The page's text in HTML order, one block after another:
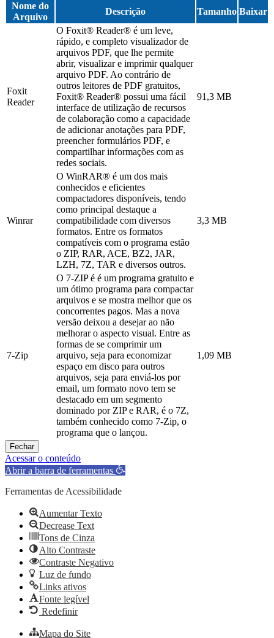
Nome do
Arquivo
Descrição Tamanho Baixar
Foxit
Reader
O Foxit® Reader® é um leve,
rápido, e completo visualizador de
arquivos PDF, que lhe permite
abrir, visualizar e imprimir qualquer
arquivo PDF. Ao contrário de
outros leitores de PDF gratuitos,
Foxit® Reader® possui uma fácil
interface de utilização de recursos
de colaboração como a capacidade
de adicionar anotações para PDF,
preencher formulários PDF, e
compartilhar informações com as
redes sociais.
91,3 MB
Winrar
O WinRAR® é um dos mais
conhecidos e eficientes
compactadores disponíveis, tendo
como principal destaque a
compatibilidade com diversos
formatos. Entre os formatos
compatíveis com o programa estão
o ZIP, RAR, ACE, BZ2, JAR,
LZH, 7Z, TAR e diversos outros.
3,3 MB
7-Zip
O 7-ZIP é é um programa gratuito e
um ótimo programa para compactar
arquivos e se mostra melhor que os
concorrentes pagos. Mas a nova
versão deixou a desejar ao não
melhorar o aspecto visual. Entre as
formas de se comprimir um
arquivo, seja para economizar
espaço em disco para outros
arquivos, seja para enviá-los por
email, um formato novo tem se
destacado em um segmento
dominado por ZIP e RAR, é o 7Z,
também conhecido como 7-Zip, o
programa que o lançou.
1,09 MB
Fechar
Acessar o conteúdo
Abrir a barra de ferramentas
Ferramentas de Acessibilidade
Aumentar Texto
Decrease Text
Tons de Cinza
Alto Contraste
Contraste Negativo
Luz de fundo
Links ativos
Fonte legível
Redefinir
Mapa do Site